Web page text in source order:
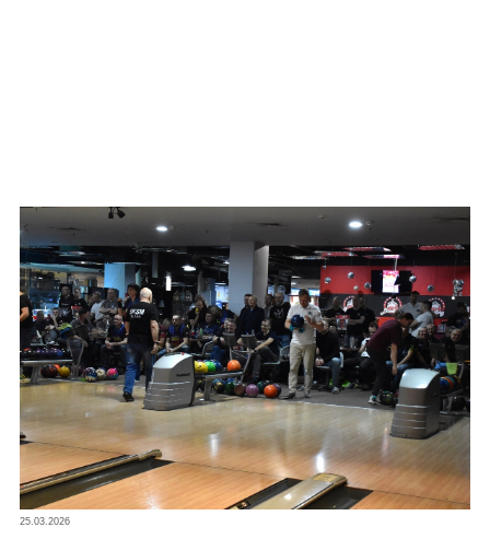
25.03.2026